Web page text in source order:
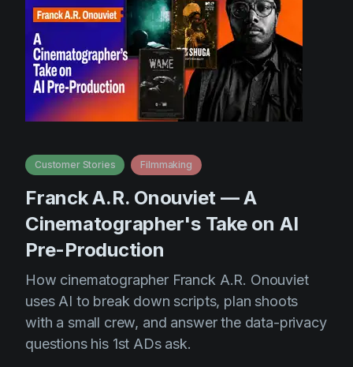
Customer Stories Filmmaking
Franck A.R. Onouviet — A
Cinematographer's Take on AI
Pre-Production
How cinematographer Franck A.R. Onouviet
uses AI to break down scripts, plan shoots
with a small crew, and answer the data-privacy
questions his 1st ADs ask.